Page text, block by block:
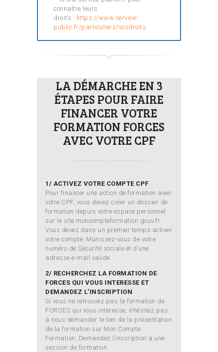
connaître leurs
droits : https://www.service-
public.fr/particuliers/vosdroits
LA DÉMARCHE EN 3
ÉTAPES POUR FAIRE
FINANCER VOTRE
FORMATION FORCES
AVEC VOTRE CPF
1/ ACTIVEZ VOTRE COMPTE CPF
Pour financer une action de formation avec
votre CPF, vous devez créer un dossier de
formation depuis votre espace personnel
sur le site moncompteformation.gouv.fr.
Vous devez dans un premier temps activer
votre compte. Munissez-vous de votre
numéro de Sécurité sociale et d’une
adresse e-mail valide.
2/ RECHERCHEZ LA FORMATION DE
FORCES QUI VOUS INTERESSE ET
DEMANDEZ L’INSCRIPTION
Si vous ne retrouvez pas la formation de
FORCES qui vous intéresse, n’hésitez pas
à nous demander le lien de la présentation
de la formation sur Mon Compte
Formation. Demandez l’inscription à une
session de formation.